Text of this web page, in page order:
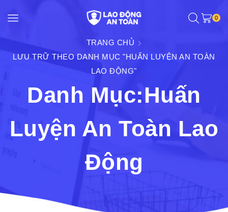
0
TRANG CHỦ
LƯU TRỮ THEO DANH MỤC "HUẤN LUYỆN AN TOÀN
LAO ĐỘNG"
Danh Mục:Huấn
Luyện An Toàn Lao
Động